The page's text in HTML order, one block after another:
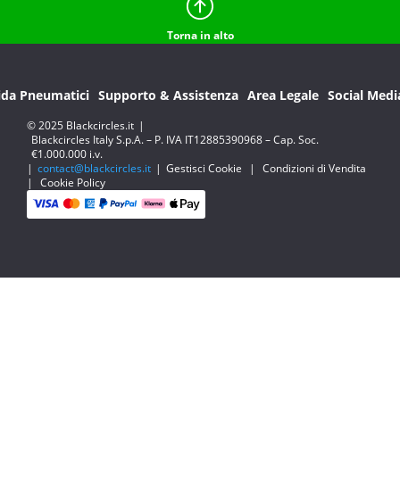
Torna in alto
Pneumatici Supporto & Assistenza Area Legale Social
© 2025 Blackcircles.it |
Blackcircles Italy S.p.A. – P. IVA IT12885390968 – Cap. Soc.
€1.000.000 i.v.
| contact@blackcircles.it | Gestisci Cookie |
Condizioni di Vendita
|
Cookie Policy